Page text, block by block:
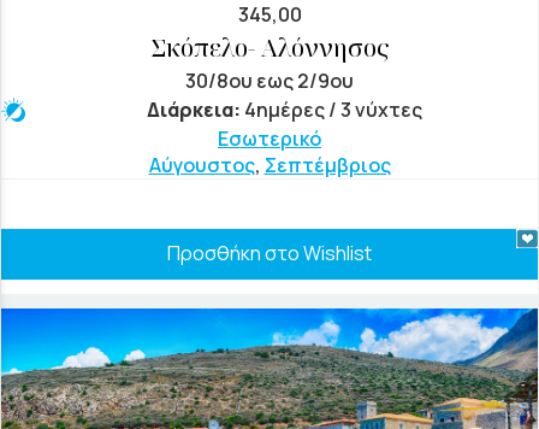
345,00
Σκόπελο- Αλόννησος
30/8ου εως 2/9ου
Διάρκεια: 4ημέρες / 3 νύχτες
Εσωτερικό
Αύγουστος, Σεπτέμβριος
Προσθήκη στο Wishlist